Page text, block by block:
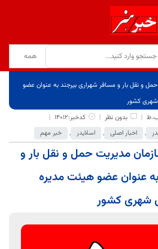
و نقل بار و مسافر شهراری بیرجند به عنوان عضو
شهری کشور
بدون نظر
کدخبر:14012
, اخبار اصلی , اسلایدر , خبر مهم
مدیریت حمل و نقل بار و
عنوان عضو هیئت مدیره
شهری کشور